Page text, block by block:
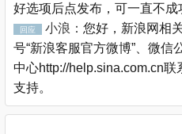
好选项后点发布，可一直不成
回应 小浪： 您好，新浪网相
号“新浪客服官方微博”、微信
中心http://help.sina.com.cn
支持。